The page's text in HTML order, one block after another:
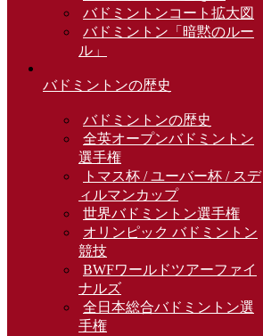
バドミントンコート拡大図
バドミントン「暗黙のルー
ル」
バドミントンの歴史
バドミントンの歴史
全英オープンバドミントン
選手権
トマス杯 / ユーバー杯 / スデ
ィルマンカップ
世界バドミントン選手権
オリンピック バドミントン
競技
BWFワールドツアーファイ
ナルズ
全日本総合バドミントン選
手権